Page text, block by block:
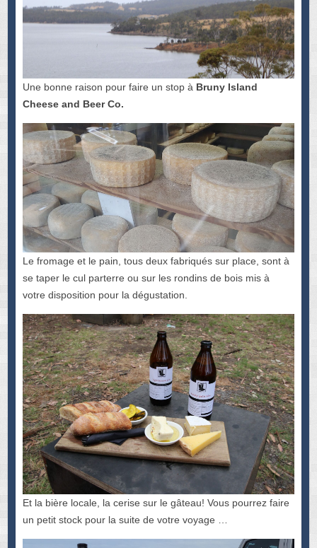
Une bonne raison pour faire un stop à Bruny Island
Cheese and Beer Co.
Le fromage et le pain, tous deux fabriqués sur place, sont à
se taper le cul parterre ou sur les rondins de bois mis à
votre disposition pour la dégustation.
Et la bière locale, la cerise sur le gâteau! Vous pourrez faire
un petit stock pour la suite de votre voyage …